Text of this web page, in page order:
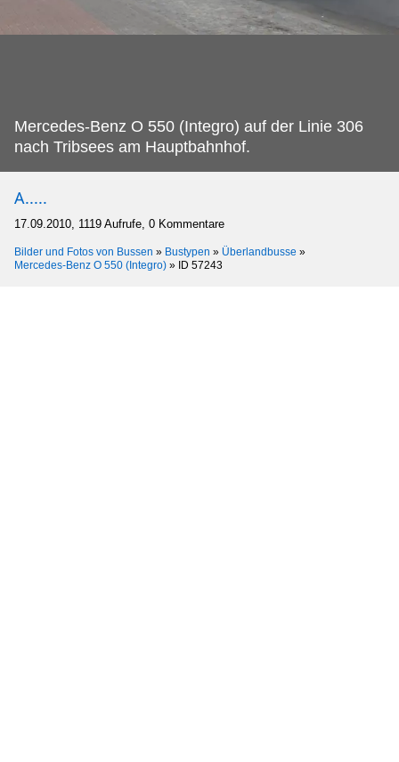
Mercedes-Benz O 550 (Integro) auf der Linie 306
nach Tribsees am Hauptbahnhof.
A.....
17.09.2010, 1119 Aufrufe, 0 Kommentare
Bilder und Fotos von Bussen » Bustypen » Überlandbusse »
Mercedes-Benz O 550 (Integro) » ID 57243